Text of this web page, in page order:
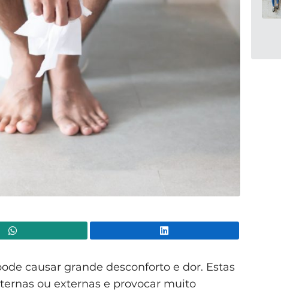
causar grande desconforto e dor. Estas
ou externas e provocar muito